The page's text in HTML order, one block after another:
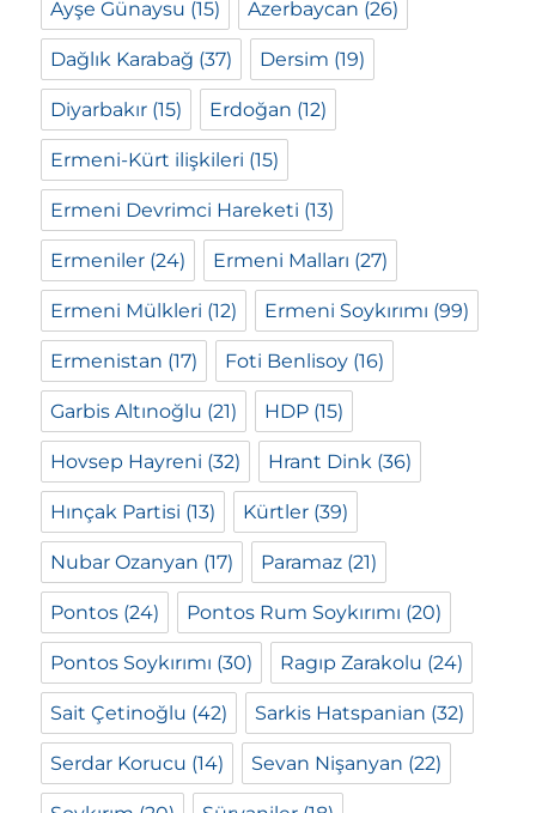
Ayşe Günaysu (15) Azerbaycan (26)
Dağlık Karabağ (37) Dersim (19)
Diyarbakır (15) Erdoğan (12)
Ermeni-Kürt ilişkileri (15)
Ermeni Devrimci Hareketi (13)
Ermeniler (24) Ermeni Malları (27)
Ermeni Mülkleri (12) Ermeni Soykırımı (99)
Ermenistan (17) Foti Benlisoy (16)
Garbis Altınoğlu (21) HDP (15)
Hovsep Hayreni (32) Hrant Dink (36)
Hınçak Partisi (13) Kürtler (39)
Nubar Ozanyan (17) Paramaz (21)
Pontos (24) Pontos Rum Soykırımı (20)
Pontos Soykırımı (30) Ragıp Zarakolu (24)
Sait Çetinoğlu (42) Sarkis Hatspanian (32)
Serdar Korucu (14) Sevan Nişanyan (22)